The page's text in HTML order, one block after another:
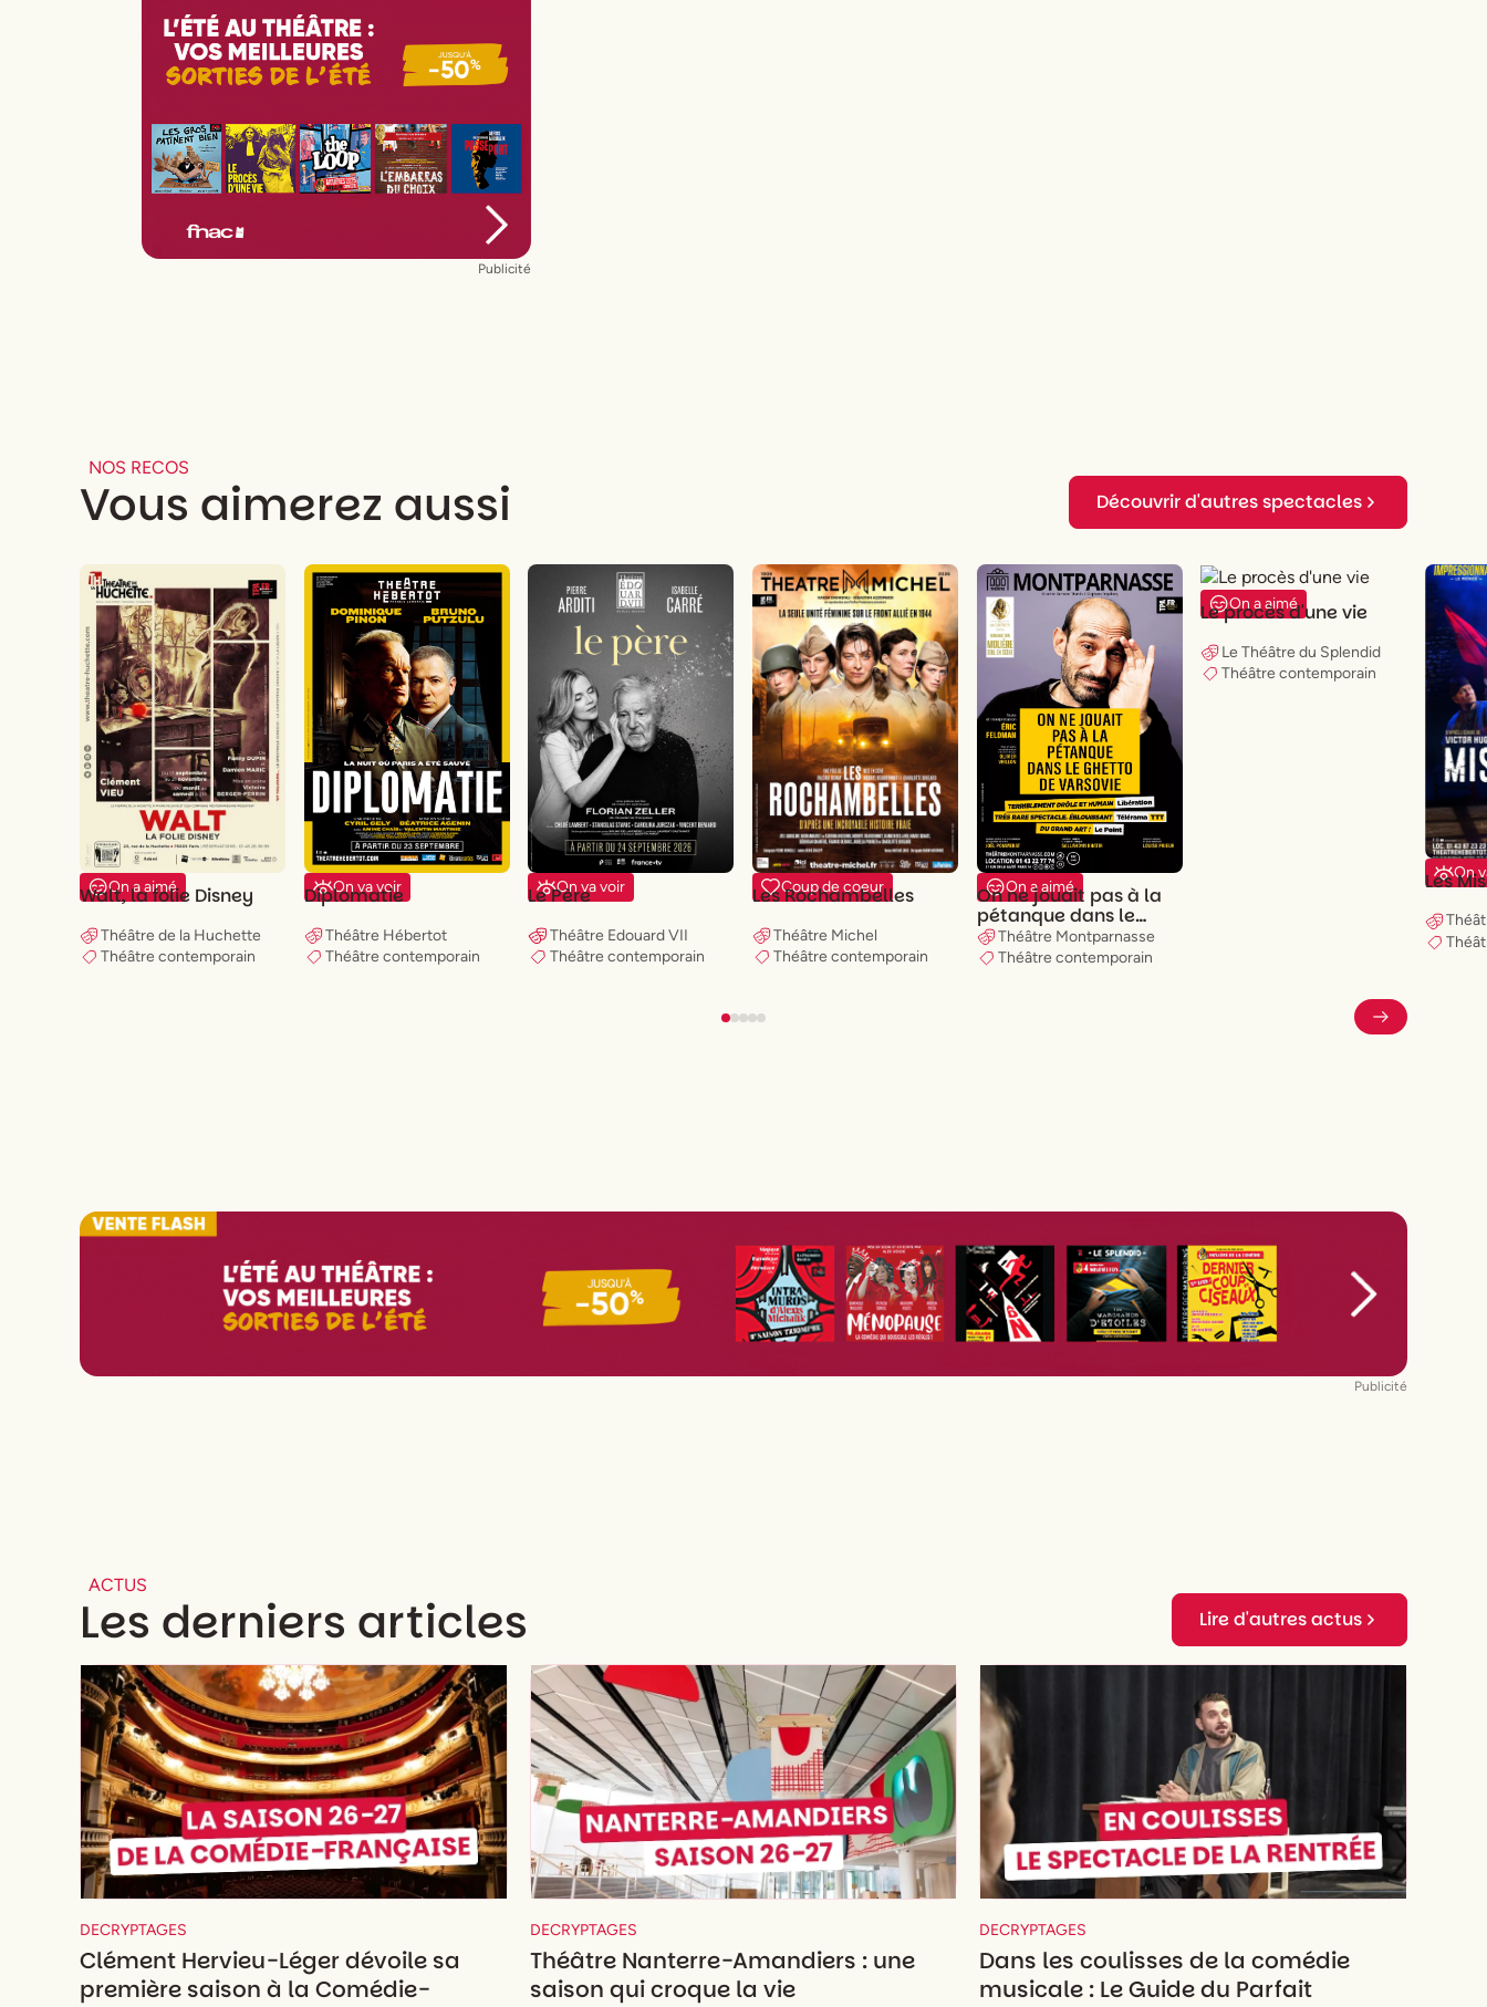
Patrick Haudecœur
Mise en scèneJérémie Lippmann
Assisté deSarah Gelléet
Sarah Recht
Avec Francis Huster,Philippe Torreton,
LumièresDenis Koransky
DécorsJacques Gabel
CostumesJean-Daniel Vuillermoz
Publicité
NOS RECOS
Vous aimerez aussi Découvrir d'autres spectacles
On a aimé
Walt, la folie Disney
Théâtre de la Huchette
Théâtre contemporain
On va voir
Diplomatie
Théâtre Hébertot
Théâtre contemporain
On va voir
Le Père
Théâtre Edouard VII
Théâtre contemporain
Coup de coeur
Les Rochambelles
Théâtre Michel
Théâtre contemporain
On a aimé
On ne jouait pas à la
pétanque dans le
ghetto de Varsovie
Théâtre Montparnasse
Théâtre contemporain
On a aimé
Le procès d'une vie
Le Théâtre du Splendid
Théâtre contemporain
On
Les
Publicité
ACTUS
Les derniers articles Lire d'autres actus
DECRYPTAGES
Clément Hervieu-Léger dévoile sa
première saison à la Comédie-
DECRYPTAGES
Théâtre Nanterre-Amandiers : une
saison qui croque la vie
DECRYPTAGES
Dans les coulisses de la comédie
musicale : Le Guide du Parfait